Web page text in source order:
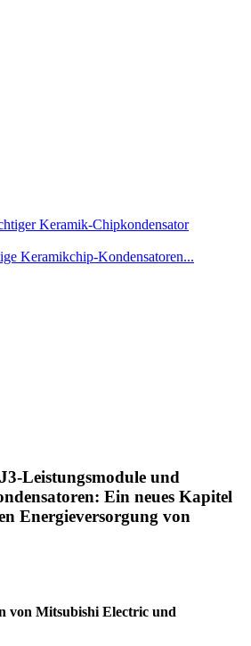
Keramikchip-Kondensatoren...
Leistungsmodule und
Ein neues Kapitel
Energieversorgung von
von Mitsubishi Electric und